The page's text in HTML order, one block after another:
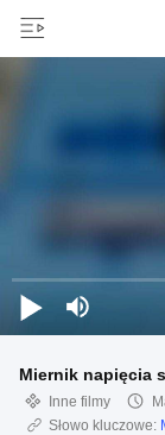
Miernik napięcia
Inne filmy
Słowo kluczowe: